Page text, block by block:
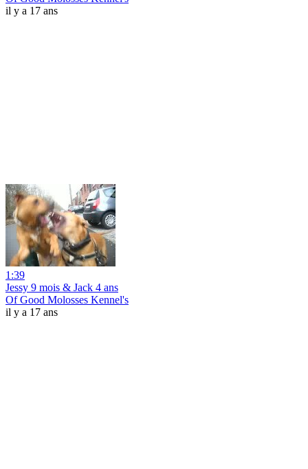
il y a 17 ans
1:39
Jessy 9 mois & Jack 4 ans
Of Good Molosses Kennel's
il y a 17 ans